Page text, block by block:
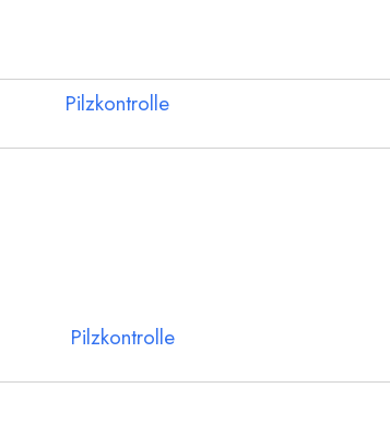
Pilzkontrolle
Pilzkontrolle